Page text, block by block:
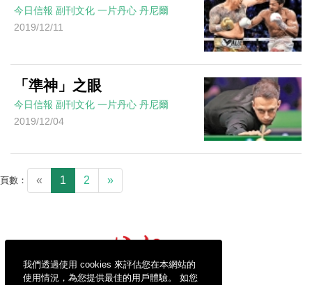
我們透過使用 cookies 來評估您在本網站的
使用情況，為您提供最佳的用戶體驗。 如您
今日信報 副刊文化 一片丹心 丹尼爾
2019/12/11
「準神」之眼
今日信報 副刊文化 一片丹心 丹尼爾
2019/12/04
頁數： « 1 2 »